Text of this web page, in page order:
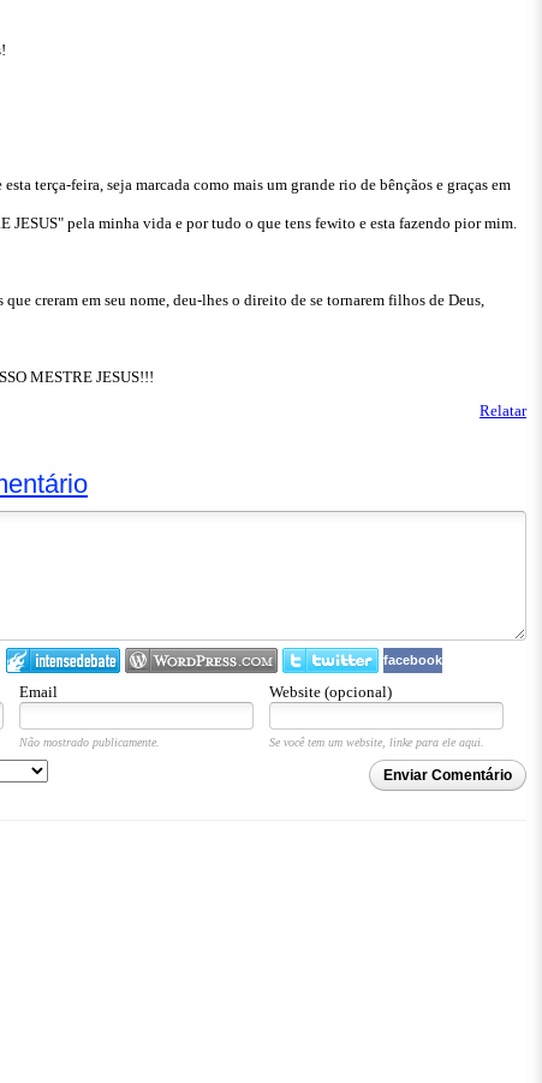
terça-feira, seja marcada como mais um grande rio de bênçãos e graças em
JESUS" pela minha vida e por tudo o que tens fewito e esta fazendo pior mim.
que creram em seu nome, deu-lhes o direito de se tornarem filhos de Deus,
MESTRE JESUS!!!
Relatar
facebook
Email Website (opcional)
Não mostrado publicamente. Se você tem um website, linke para ele aqui.
Enviar Comentário